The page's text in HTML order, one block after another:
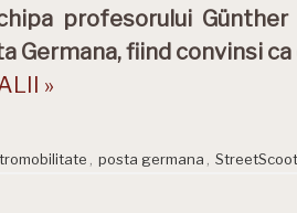
profesorului
Germana, fiind convinsi
»
posta germana